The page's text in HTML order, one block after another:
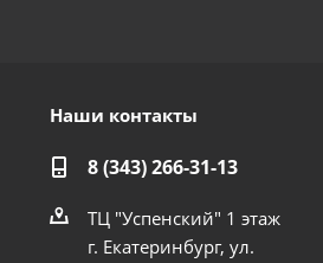
Наши контакты
8 (343) 266-31-13
ТЦ "Успенский" 1 этаж
г. Екатеринбург, ул.